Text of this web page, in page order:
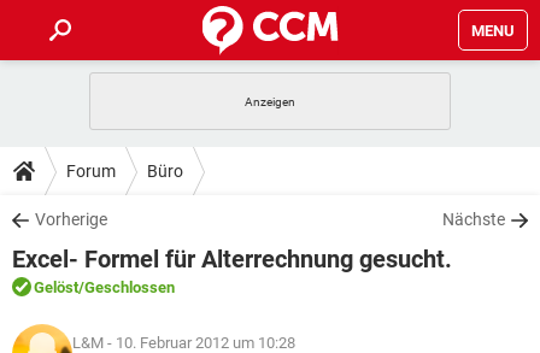
MENU
ANDROID
WINDOWS 10
WHATSAPP TIKTOK
FACEBOOK
TIPPS & TRICKS
SPIELE
WINDOWS 10
WHATSAPP
DOWNLOADS
SPIELE STREAMING
ANDROID
WINDOWS 10 INSTAGRAM
FORUM
SPIELE
LEXIKON
Forum Büro
Vorherige Nächste
Excel- Formel für Alterrechnung gesucht.
Gelöst/Geschlossen
L&M - 10. Februar 2012 um 10:28